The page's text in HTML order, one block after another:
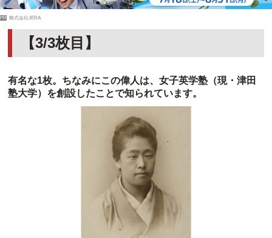
PR 株式会社JERA
【3/3枚目】
有名な1枚。ちなみにこの偉人は、女子英学塾（現・津田
塾大学）を創設したことで知られています。